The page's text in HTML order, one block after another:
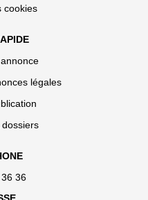
cookies
légales
36